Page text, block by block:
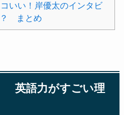
いい！岸優太のインタビ
？ まとめ
英語力がすごい理